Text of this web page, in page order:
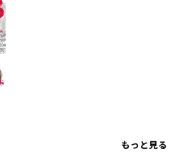
もっと見る